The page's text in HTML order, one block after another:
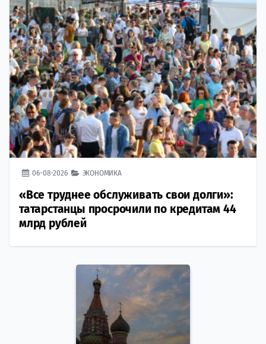
06-08-2026 ЭКОНОМИКА
«Все труднее обслуживать свои долги»:
татарстанцы просрочили по кредитам 44
млрд рублей